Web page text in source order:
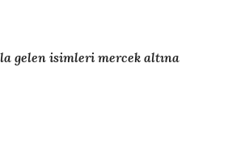
gelen isimleri mercek altına